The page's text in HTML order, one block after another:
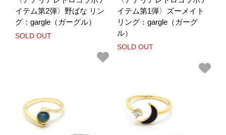
イテム第2弾〉野ばな リン
グ：gargle（ガーグル）
SOLD OUT
イテム第1弾〉ズーメイト
リング：gargle（ガーグ
ル）
SOLD OUT